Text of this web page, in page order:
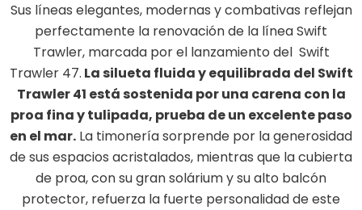
Sus líneas elegantes, modernas y combativas reflejan
perfectamente la renovación de la línea Swift
Trawler, marcada por el lanzamiento del Swift
Trawler 47. La silueta fluida y equilibrada del Swift
Trawler 41 está sostenida por una carena con la
proa fina y tulipada, prueba de un excelente paso
en el mar. La timonería sorprende por la generosidad
de sus espacios acristalados, mientras que la cubierta
de proa, con su gran solárium y su alto balcón
protector, refuerza la fuerte personalidad de este